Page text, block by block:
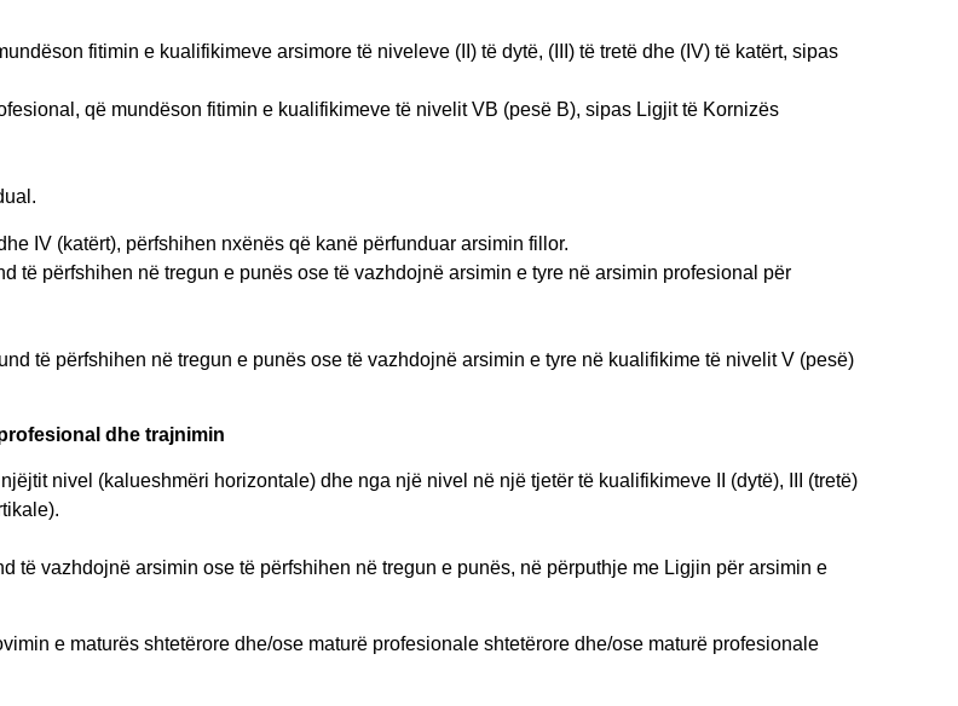
fitimin e kualifikimeve arsimore të niveleve (II) të dytë, (III) të tretë dhe (IV) të katërt, sipas
që mundëson fitimin e kualifikimeve të nivelit VB (pesë B), sipas Ligjit të Kornizës
IV (katërt), përfshihen nxënës që kanë përfunduar arsimin fillor.
të përfshihen në tregun e punës ose të vazhdojnë arsimin e tyre në arsimin profesional për
të përfshihen në tregun e punës ose të vazhdojnë arsimin e tyre në kualifikime të nivelit V (pesë)
dhe trajnimin
nivel (kalueshmëri horizontale) dhe nga një nivel në një tjetër të kualifikimeve II (dytë), III (tretë)
të vazhdojnë arsimin ose të përfshihen në tregun e punës, në përputhje me Ligjin për arsimin e
e maturës shtetërore dhe/ose maturë profesionale shtetërore dhe/ose maturë profesionale